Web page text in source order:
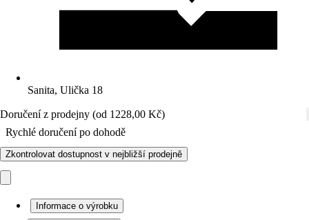
Sanita, Ulička 18
Doručení z prodejny (od 1228,00 Kč)
Rychlé doručení po dohodě
Zkontrolovat dostupnost v nejbližší prodejně
Informace o výrobku